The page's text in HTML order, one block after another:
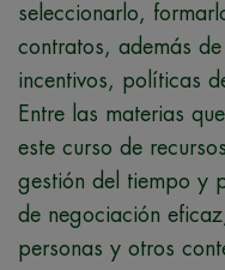
seleccionarlo,
contratos, además
incentivos, políticas
Entre las materias
este curso de
gestión del tiempo y
de negociación
personas y otros